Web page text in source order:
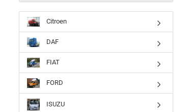
Citroen
DAF
FIAT
FORD
ISUZU